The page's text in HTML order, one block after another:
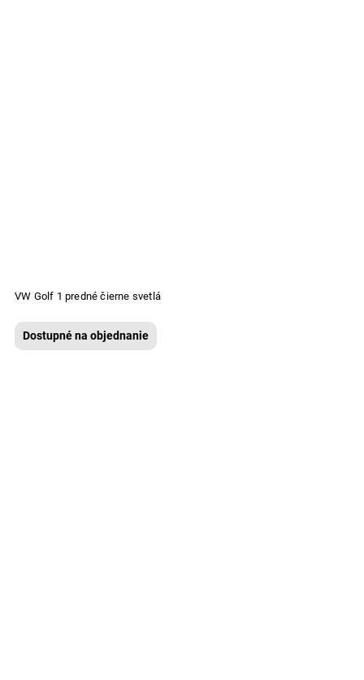
VW Golf 1 predné čierne svetlá
Dostupné na objednanie